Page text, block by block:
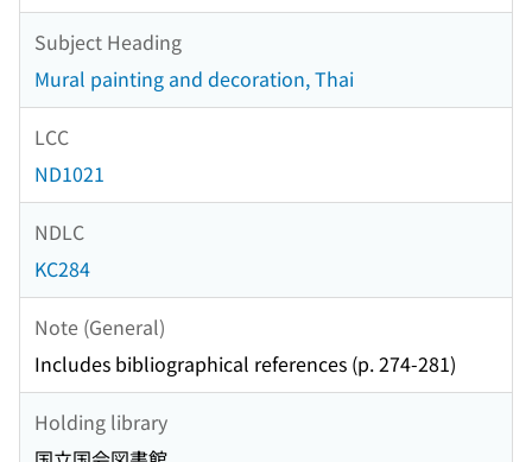
Subject Heading
Mural painting and decoration, Thai
LCC
ND1021
NDLC
KC284
Note (General)
Includes bibliographical references (p. 274-281)
Holding library